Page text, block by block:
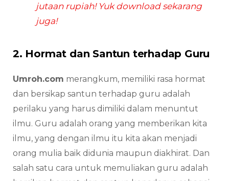
jutaan rupiah! Yuk download sekarang
juga!
2. Hormat dan Santun terhadap Guru
Umroh.com merangkum, memiliki rasa hormat
dan bersikap santun terhadap guru adalah
perilaku yang harus dimiliki dalam menuntut
ilmu. Guru adalah orang yang memberikan kita
ilmu, yang dengan ilmu itu kita akan menjadi
orang mulia baik didunia maupun diakhirat. Dan
salah satu cara untuk memuliakan guru adalah